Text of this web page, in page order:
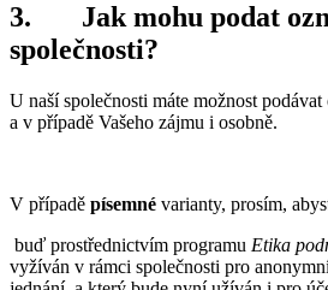
3. Jak mohu podat
společnosti?
U naší společnosti máte možnost
a v případě Vašeho zájmu i osobně.
V případě písemné varianty, prosím,
buď prostřednictvím programu Etika
vyžíván v rámci společnosti pro